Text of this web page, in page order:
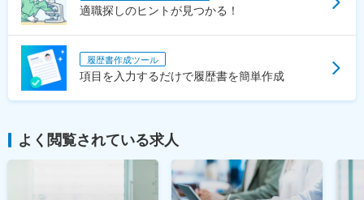
適職探しのヒントが見つかる！
履歴書作成ツール
項目を入力するだけで履歴書を簡単作成
よく閲覧されている求人